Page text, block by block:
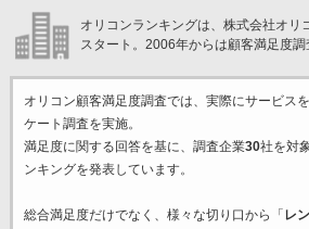
オリコンランキングは、株式会社オリ
スタート。2006年からは顧客満足度調
オリコン顧客満足度調査では、実際にサービス
ケート調査を実施。
満足度に関する回答を基に、調査企業30社を対
ンキングを発表しています。
総合満足度だけでなく、様々な切り口から「 レ